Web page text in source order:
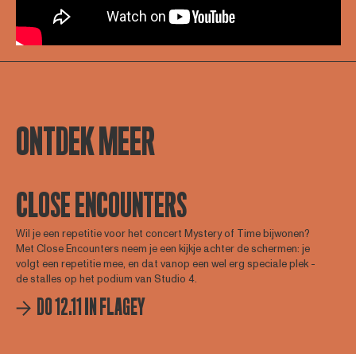
ONTDEK MEER
CLOSE ENCOUNTERS
Wil je een repetitie voor het concert Mystery of Time bijwonen?
Met Close Encounters neem je een kijkje achter de schermen: je
volgt een repetitie mee, en dat vanop een wel erg speciale plek -
de stalles op het podium van Studio 4.
DO 12.11 IN FLAGEY